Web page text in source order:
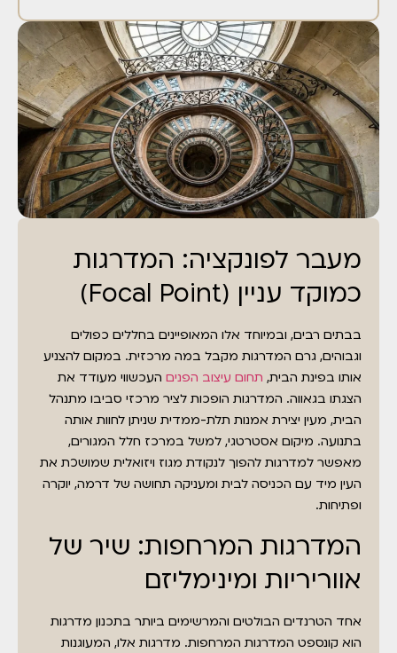
מעבר לפונקציה: המדרגות
כמוקד עניין (Focal Point)
בבתים רבים, ובמיוחד אלו המאופיינים בחללים כפולים
וגבוהים, גרם המדרגות מקבל במה מרכזית. במקום להצניע
אותו בפינת הבית, תחום עיצוב הפנים העכשווי מעודד את
הצגתו בגאווה. המדרגות הופכות לציר מרכזי סביבו מתנהל
הבית, מעין יצירת אמנות תלת-ממדית שניתן לחוות אותה
בתנועה. מיקום אסטרטגי, למשל במרכז חלל המגורים,
מאפשר למדרגות להפוך לנקודת מגוז ויזואלית שמושכת את
העין מיד עם הכניסה לבית ומעניקה תחושה של דרמה, יוקרה
ופתיחות.
המדרגות המרחפות: שיר של
אווריריות ומינימליזם
אחד הטרנדים הבולטים והמרשימים ביותר בתכנון מדרגות
הוא קונספט המדרגות המרחפות. מדרגות אלו, המעוגנות